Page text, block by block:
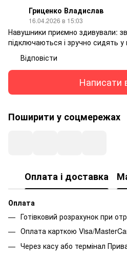
Гриценко Владислав
16.04.2026 в 15:03
Навушники приємно здивували:
підключаються і зручно сидять
Відповісти
Написати
Поширити у соцмережах
Оплата і доставка
Оплата
Готівковий розрахунок при
Оплата карткою Visa/
Через касу або термінал